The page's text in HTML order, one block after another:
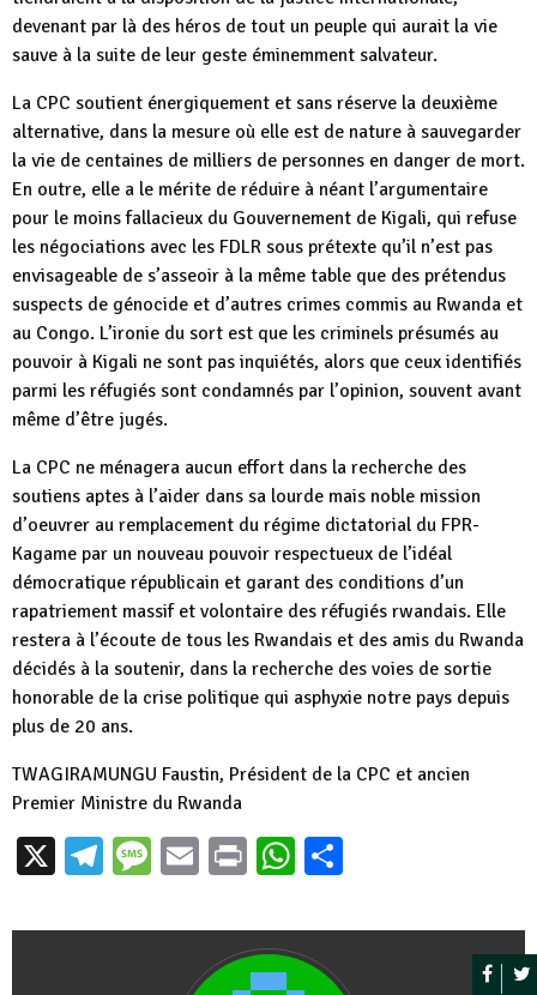
devenant par là des héros de tout un peuple qui aurait la vie
sauve à la suite de leur geste éminemment salvateur.
La CPC soutient énergiquement et sans réserve la deuxième
alternative, dans la mesure où elle est de nature à sauvegarder
la vie de centaines de milliers de personnes en danger de mort.
En outre, elle a le mérite de réduire à néant l’argumentaire
pour le moins fallacieux du Gouvernement de Kigali, qui refuse
les négociations avec les FDLR sous prétexte qu’il n’est pas
envisageable de s’asseoir à la même table que des prétendus
suspects de génocide et d’autres crimes commis au Rwanda et
au Congo. L’ironie du sort est que les criminels présumés au
pouvoir à Kigali ne sont pas inquiétés, alors que ceux identifiés
parmi les réfugiés sont condamnés par l’opinion, souvent avant
même d’être jugés.
La CPC ne ménagera aucun effort dans la recherche des
soutiens aptes à l’aider dans sa lourde mais noble mission
d’oeuvrer au remplacement du régime dictatorial du FPR-
Kagame par un nouveau pouvoir respectueux de l’idéal
démocratique républicain et garant des conditions d’un
rapatriement massif et volontaire des réfugiés rwandais. Elle
restera à l’écoute de tous les Rwandais et des amis du Rwanda
décidés à la soutenir, dans la recherche des voies de sortie
honorable de la crise politique qui asphyxie notre pays depuis
plus de 20 ans.
TWAGIRAMUNGU Faustin, Président de la CPC et ancien
Premier Ministre du Rwanda
X Telegram
Message
EmailPrintWhatsApp